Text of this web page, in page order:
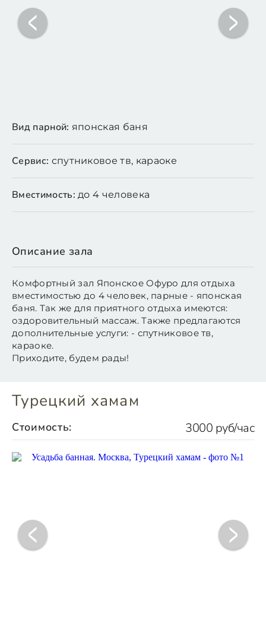
Вид парной: японская баня
Сервис: спутниковое тв, караоке
Вместимость: до 4 человека
Описание зала
Комфортный зал Японское Офуро для отдыха
вместимостью до 4 человек, парные - японская
баня. Так же для приятного отдыха имеются:
оздоровительный массаж. Также предлагаются
дополнительные услуги: - спутниковое тв,
караоке.
Приходите, будем рады!
Турецкий хамам
Стоимость: 3000 руб/час